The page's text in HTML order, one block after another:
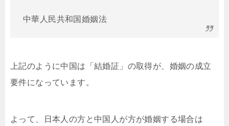
中華人民共和国婚姻法
上記のように中国は「結婚証」の取得が、婚姻の成立
要件になっています。
よって、日本人の方と中国人が方が婚姻する場合は